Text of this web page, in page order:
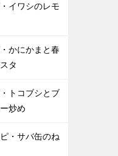
イワシのレモ
かにかまと春
タ
トコブシとブ
炒め
・サバ缶のね